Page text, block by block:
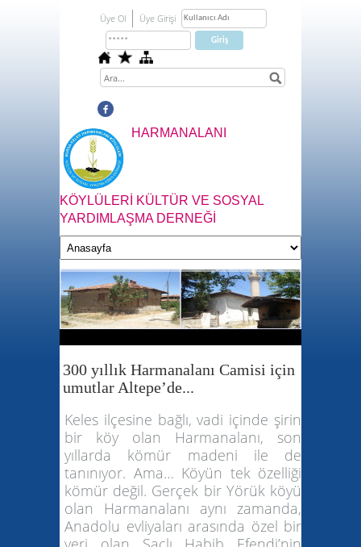
Üye Ol Üye Girişi
HARMANALANI
KÖYLÜLERİ KÜLTÜR VE SOSYAL
YARDIMLAŞMA DERNEĞİ
300 yıllık Harmanalanı Camisi için
umutlar Altepe’de...
Keles ilçesine bağlı, vadi içinde şirin
bir köy olan Harmanalanı, son
yıllarda kömür madeni ile de
tanınıyor. Ama… Köyün tek özelliği
kömür değil. Gerçek bir Yörük köyü
olan Harmanalanı aynı zamanda,
Anadolu evliyaları arasında özel bir